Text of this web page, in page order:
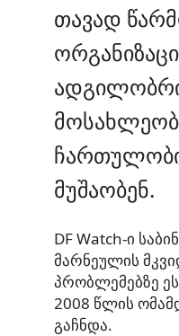
თავად
მუშაობენ.
DF Watch-ი
მარნეულის
პრობლემებზე
2008 წლის
გაჩნდა.